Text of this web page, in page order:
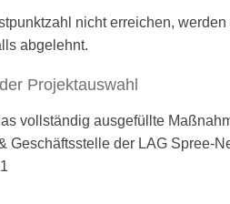
nicht erreichen,
abgelehnt.
Projektauswahl
vollständig ausgefüllte
Geschäftsstelle der LAG Spree-